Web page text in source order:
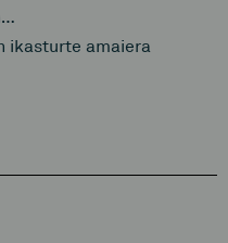
ikasturte amaiera